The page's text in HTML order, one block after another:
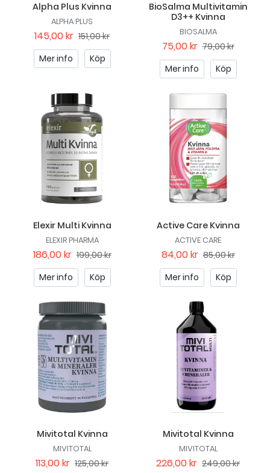
Alpha Plus Kvinna
ALPHA PLUS
145,00 kr 151,00 kr
Mer info
Köp
BioSalma Multivitamin
D3++ Kvinna
BIOSALMA
75,00 kr 79,00 kr
Mer info
Köp
Elexir Multi Kvinna
ELEXIR PHARMA
186,00 kr 199,00 kr
Mer info
Köp
Active Care Kvinna
ACTIVE CARE
84,00 kr 85,00 kr
Mer info
Köp
Mivitotal Kvinna
MIVITOTAL
113,00 kr 125,00 kr
Mivitotal Kvinna
MIVITOTAL
226,00 kr 249,00 kr